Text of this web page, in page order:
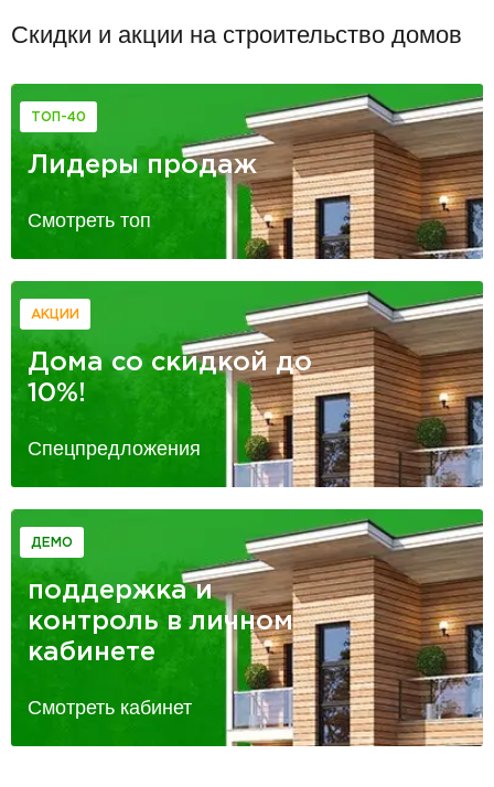
Скидки и акции на строительство домов
ТОП-40
Лидеры продаж
Смотреть топ
АКЦИИ
Дома со скидкой до
10%!
Спецпредложения
ДЕМО
поддержка и
контроль в личном
кабинете
Смотреть кабинет